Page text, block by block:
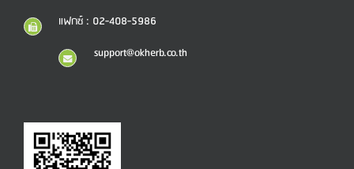
แฟกซ์ : 02-408-5986
support@okherb.co.th